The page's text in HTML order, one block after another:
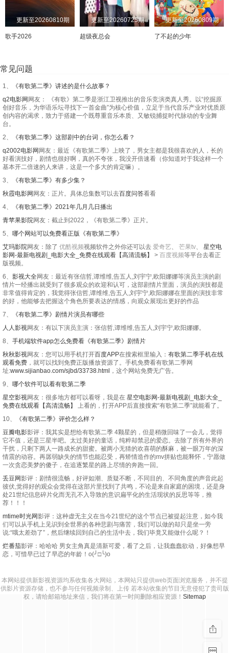
更新至20260810期
歌手2026
更新至20260725期
超级夜总会
更新至20260809期
了不起的少年
常见问题
1、
《有歌第二季》讲述的是什么故事？
q2电影网网友： 《有歌》第二季是浙江卫视推出的音乐竞演类真人秀。以“挖掘原
创好音乐，为华语乐坛寻找下一首金曲”为核心价值，立足于当代音乐产业对优质原
创内容的渴求，致力于搭建一个既尊重音乐本质、又敏锐捕捉时代脉动的专业舞
台。
2、
《有歌第二季》这部剧中的台词，你怎么看？
q2002电影网网友：最近《有歌第二季》上映了，男女主都是我很喜欢的人，长的
好看演技好，剧情也很好啊，真的不夸张，我没开倍速看（你知道对于我这样一个
基本开二倍速的人来讲，这是一个多大的肯定嘛）。
3、
《有歌第二季》有多少集？
秋霞电影网网友：正片。具体总集数可以去百度问答看看
4、
《有歌第二季》2021年几月几日播出
青苹果影院网友：截止到2022，《有歌第二季》正片。
5、 哪个网站可以免费看正版《有歌第二季》
艾玛影院网友：除了 优酷视频视频软件之外你还可以去 爱奇艺、 芒果tv、 星空电
影网-最新电视剧_电影大全_免费在线观看【高清流畅】 > 百度视频等平台去看正
版视频。
6、 影视大全网友：最近有张信哲,谭维维,告五人,刘宇宁,欧阳娜娜等演员主演的剧
情片一经播出就受到了很多观众的欢迎和认可，这部剧情片里面，演员的演技都是
非常值得肯定的，我觉得张信哲,谭维维,告五人,刘宇宁,欧阳娜娜在里面的演技非常
的好，他能够去把握这个角色所要表达的情感，向观众展现出更好的作品
7、
《有歌第二季》剧情片演员有哪些
人人影视网友：有以下演员主演：张信哲,谭维维,告五人,刘宇宁,欧阳娜娜。
8、 手机端软件app怎么免费看《有歌第二季》剧情片
秋秋影视网友：您可以用手机打开百度APP在搜索框里输入： 有歌第二季手机在线
观看免费 ，就可以找到免费正版播放资源了。手机免费看有歌第二季网
址:www.sijianbao.com/sjbd/33738.html ，这个网站免费无广告。
9、 哪个软件可以看有歌第二季
星空影视网友：很多地方都可以看呀，我是在 星空电影网-最新电视剧_电影大全_
免费在线观看【高清流畅】
上看的，打开APP后直接搜索“有歌第二季”就能看了。
10、
《有歌第二季》评价怎么样？
豆瓣电影影评：我其实是想给有歌第二季 4颗星的，但是稍微回味了一会儿，觉得
它不值，还是三星半吧。太过美好的童话，纯粹却禁忌的爱恋。去除了所有外界的
干扰，只剩下两人一路成长的甜蜜。被两小无猜的欢喜萌的酥麻，被一眼万年的深
情震的动容。再孱弱缺失的情节也能忍受，再矫情造作的mv拼贴也能释怀，宁愿做
一次贪恋美梦的傻子，在追逐繁星的路上尽情的奔跑一回。
丢豆网影评：剧情很流畅，好评如潮、质疑不断，不同目的、不同角度的声音此起
彼伏,觉得好的观众会觉得在这部片里找到了共鸣，不论是来自家庭的困境，还是身
处21世纪信息碎片化而无孔不入导致的意识扁平化的生活现状的反思等等，推
荐！！！
mtime时光网影评：这种虚无主义在当今21世纪的这个节点已被提起注意，如今我
们可以从手机上见识到全世界的各种悲剧与痛苦，我们可以做的却只是坐一旁
说:“哦太差劲了”，然后继续回到自己的生活中去，我们毕竟又能做什么呢？！
烂番茄影评：哈哈哈 男女主角真是清新可爱，看了之后，让我蠢蠢欲动，好像想早
恋，可惜早已过了早恋的年龄！o(╯□╰)o
本网站提供新影视资源均系收集各大网站，本网站只提供web页面浏览服务，并不提
供影片资源存储，也不参与任何视频录制、上传 若本站收集的节目无意侵犯了贵司版
权，请给邮箱地址来信，我们将在第一时间删除相应资源！ Sitemap